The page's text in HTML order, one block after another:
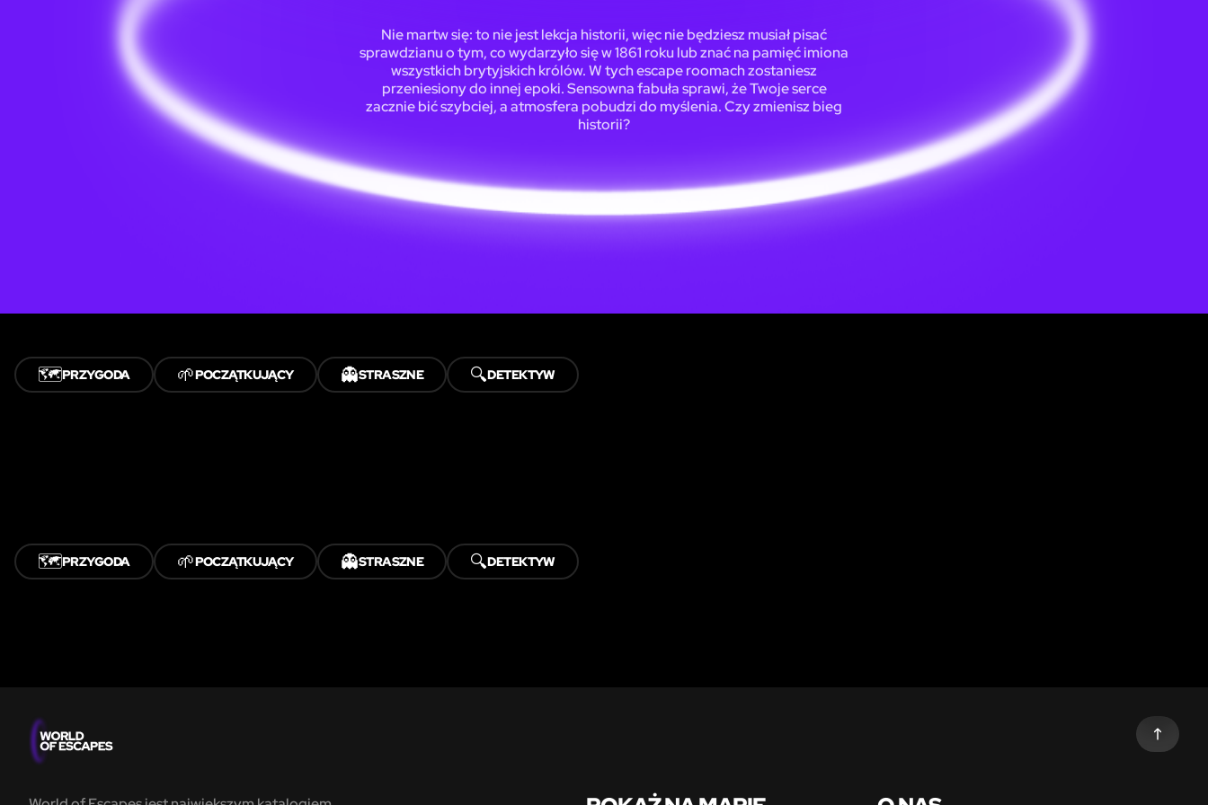
Nie martw się: to nie jest lekcja historii, więc nie będziesz musiał pisać
sprawdzianu o tym, co wydarzyło się w 1861 roku lub znać na pamięć imiona
wszystkich brytyjskich królów. W tych escape roomach zostaniesz
przeniesiony do innej epoki. Sensowna fabuła sprawi, że Twoje serce
zacznie bić szybciej, a atmosfera pobudzi do myślenia. Czy zmienisz bieg
historii?
🗺️PRZYGODA 🌱POCZĄTKUJĄCY 👻STRASZNE 🔍DETEKTYW
🗺️PRZYGODA 🌱POCZĄTKUJĄCY 👻STRASZNE 🔍DETEKTYW